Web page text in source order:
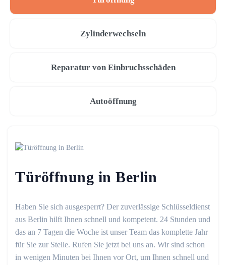
Zylinderwechseln
Reparatur von Einbruchsschäden
Autoöffnung
Türöffnung in Berlin
Haben Sie sich ausgesperrt? Der zuverlässige Schlüsseldienst
aus Berlin hilft Ihnen schnell und kompetent. 24 Stunden und
das an 7 Tagen die Woche ist unser Team das komplette Jahr
für Sie zur Stelle. Rufen Sie jetzt bei uns an. Wir sind schon
in wenigen Minuten bei Ihnen vor Ort, um Ihnen schnell und